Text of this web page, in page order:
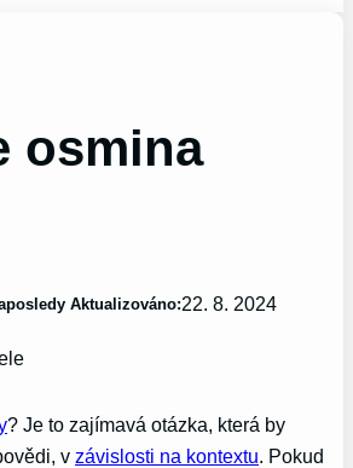
osmina
Aktualizováno:22. 8. 2024
? Je to zajímavá otázka, která by
vzávislosti na kontextu. Pokud